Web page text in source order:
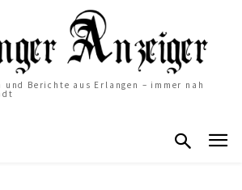
und Berichte aus Erlangen – immer nah